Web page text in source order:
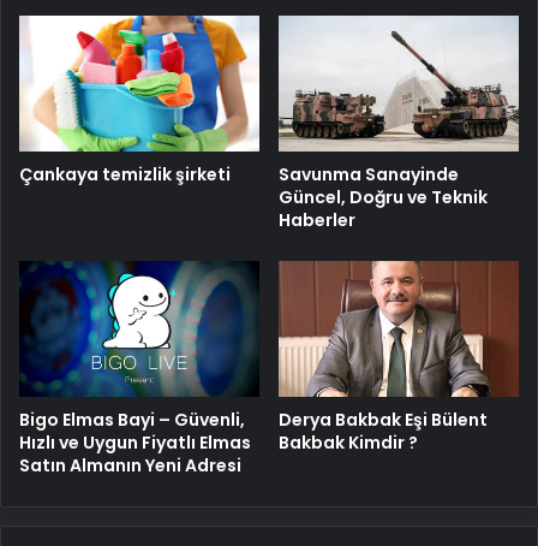
Çankaya temizlik şirketi
Savunma Sanayinde
Güncel, Doğru ve Teknik
Haberler
Bigo Elmas Bayi – Güvenli,
Hızlı ve Uygun Fiyatlı Elmas
Satın Almanın Yeni Adresi
Derya Bakbak Eşi Bülent
Bakbak Kimdir ?